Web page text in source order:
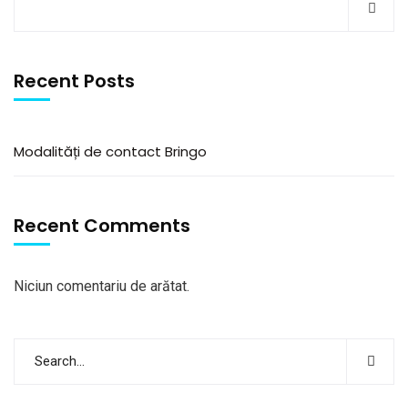
Recent Posts
Modalități de contact Bringo
Recent Comments
Niciun comentariu de arătat.